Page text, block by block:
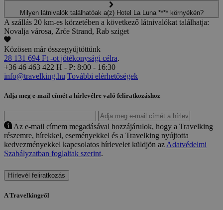
Milyen látnivalók találhatóak a(z) Hotel La Luna **** környékén?
A szállás 20 km-es körzetében a következő látnivalókat találhatja:
Novalja városa, Zrće Strand, Rab sziget
Közösen már összegyüjtöttünk
28 131 694 Ft -ot jótékonysági célra.
+36 46 463 422 H - P: 8:00 - 16:30
info@travelking.hu További elérhetőségek
Adja meg e-mail címét a hírlevélre való feliratkozáshoz
Az e-mail címem megadásával hozzájárulok, hogy a Travelking
részemre, hírekkel, eseményekkel és a Travelking nyújtotta
kedvezményekkel kapcsolatos hírlevelet küldjön az Adatvédelmi
Szabályzatban foglaltak szerint.
Hírlevél feliratkozás
A Travelkingről